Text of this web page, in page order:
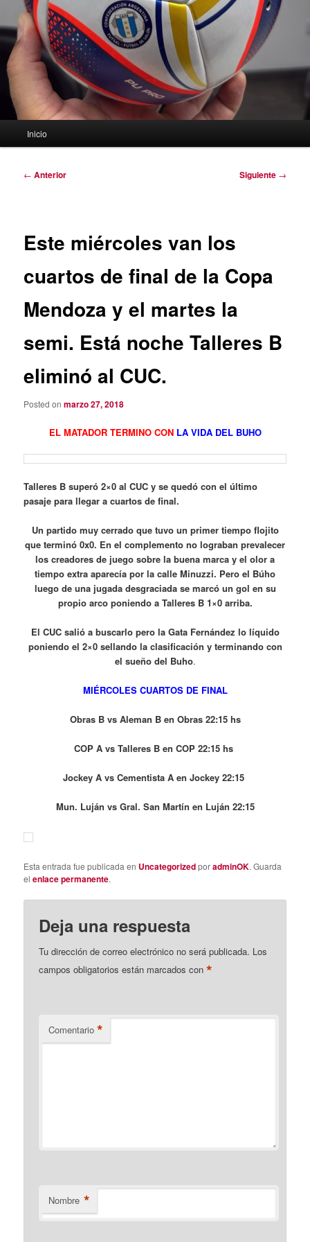
Inicio
Navegación
← Anterior Siguiente →
Este miércoles van los
cuartos de final de la Copa
Mendoza y el martes la
semi. Está noche Talleres B
eliminó al CUC.
Posted onmarzo 27, 2018
EL MATADOR TERMINO CONLA VIDA DEL BUHO
Talleres B superó 2×0 al CUC y se quedó con el último
pasaje para llegar a cuartos de final.
Un partido muy cerrado que tuvo un primer tiempo flojito
que terminó 0x0. En el complemento no lograban prevalecer
los creadores de juego sobre la buena marca y el olor a
tiempo extra aparecía por la calle Minuzzi. Pero el Búho
luego de una jugada desgraciada se marcó un gol en su
propio arco poniendo a Talleres B 1×0 arriba.
El CUC salió a buscarlo pero la Gata Fernández lo líquido
poniendo el 2×0 sellando la clasificación y terminando con
el sueño del Buho.
MIÉRCOLES CUARTOS DE FINAL
Obras B vs Aleman B en Obras 22:15 hs
COP A vs Talleres B en COP 22:15 hs
Jockey A vs Cementista A en Jockey 22:15
Mun. Luján vs Gral. San Martín en Luján 22:15
Esta entrada fue publicada en UncategorizedporadminOK. Guarda
elenlace permanente.
Deja una respuesta
Tu dirección de correo electrónico no será publicada. Los
campos obligatorios están marcados con*
Comentario *
Nombre *